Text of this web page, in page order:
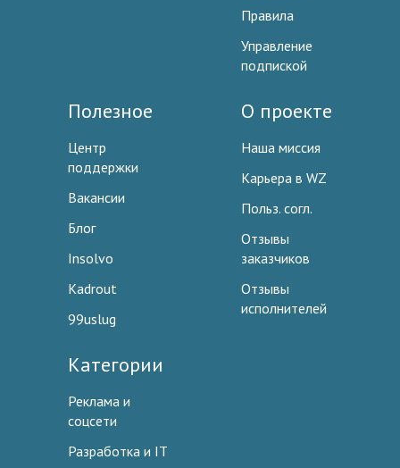
Правила
Управление
подпиской
Полезное
Центр
поддержки
Вакансии
Блог
Insolvo
Kadrout
99uslug
О проекте
Наша миссия
Карьера в WZ
Польз. согл.
Отзывы
заказчиков
Отзывы
исполнителей
Категории
Реклама и
соцсети
Разработка и IT